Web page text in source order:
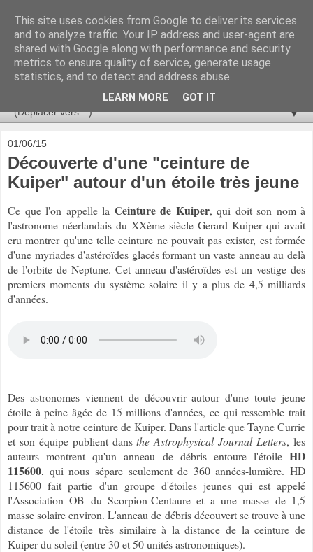
Ça se passe là haut
Astronomie, Astrophysique, Astroparticules, Cosmologie.
L'infini se contemple, indéfiniment. ISSN 2272-5768
▼
01/06/15
Découverte d'une "ceinture de
Kuiper" autour d'un étoile très jeune
Ce que l'on appelle la Ceinture de Kuiper, qui doit son nom à
l'astronome néerlandais du XXème siècle Gerard Kuiper qui avait
cru montrer qu'une telle ceinture ne pouvait pas exister, est formée
d'une myriades d'astéroïdes glacés formant un vaste anneau au delà
de l'orbite de Neptune. Cet anneau d'astéroïdes est un vestige des
premiers moments du système solaire il y a plus de 4,5 milliards
d'années.
Des astronomes viennent de découvrir autour d'une toute jeune
étoile à peine âgée de 15 millions d'années, ce qui ressemble trait
pour trait à notre ceinture de Kuiper. Dans l'article que Tayne Currie
et son équipe publient dansthe Astrophysical Journal Letters, les
auteurs montrent qu'un anneau de débris entoure l'étoile HD
115600, qui nous sépare seulement de 360 années-lumière. HD
115600 fait partie d'un groupe d'étoiles jeunes qui est appelé
l'Association OB du Scorpion-Centaure et a une masse de 1,5
masse solaire environ. L'anneau de débris découvert se trouve à une
distance de l'étoile très similaire à la distance de la ceinture de
Kuiper du soleil (entre 30 et 50 unités astronomiques).
This site uses cookies from Google to deliver its services
and to analyze traffic. Your IP address and user-agent are
shared with Google along with performance and security
metrics to ensure quality of service, generate usage
statistics, and to detect and address abuse.
LEARN MORE GOT IT